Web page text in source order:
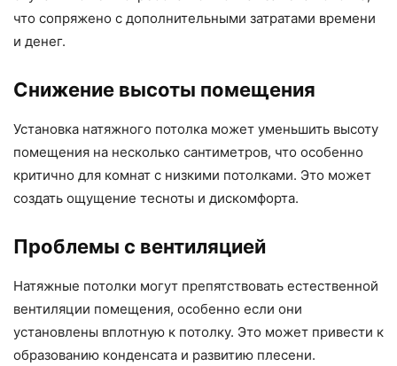
что сопряжено с дополнительными затратами времени
и денег.
Снижение высоты помещения
Установка натяжного потолка может уменьшить высоту
помещения на несколько сантиметров, что особенно
критично для комнат с низкими потолками. Это может
создать ощущение тесноты и дискомфорта.
Проблемы с вентиляцией
Натяжные потолки могут препятствовать естественной
вентиляции помещения, особенно если они
установлены вплотную к потолку. Это может привести к
образованию конденсата и развитию плесени.